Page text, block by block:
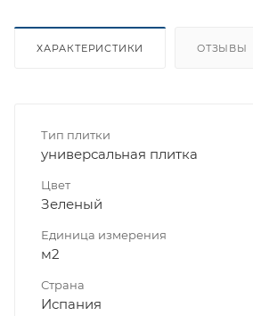
ХАРАКТЕРИСТИКИ ОТЗЫВЫ
Тип плитки
универсальная плитка
Цвет
Зеленый
Единица измерения
м2
Страна
Испания